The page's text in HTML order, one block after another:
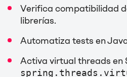
Verifica compatibilidad
librerías.
Automatiza tests en
Activa virtual threads en